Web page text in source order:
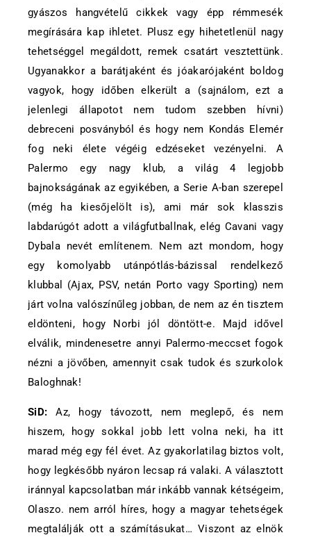
gyászos hangvételű cikkek vagy épp rémmesék
megírására kap ihletet. Plusz egy hihetetlenül nagy
tehetséggel megáldott, remek csatárt vesztettünk.
Ugyanakkor a barátjaként és jóakarójaként boldog
vagyok, hogy időben elkerült a (sajnálom, ezt a
jelenlegi állapotot nem tudom szebben hívni)
debreceni posványból és hogy nem Kondás Elemér
fog neki élete végéig edzéseket vezényelni. A
Palermo egy nagy klub, a világ 4 legjobb
bajnokságának az egyikében, a Serie A-ban szerepel
(még ha kiesőjelölt is), ami már sok klasszis
labdarúgót adott a világfutballnak, elég Cavani vagy
Dybala nevét említenem. Nem azt mondom, hogy
egy komolyabb utánpótlás-bázissal rendelkező
klubbal (Ajax, PSV, netán Porto vagy Sporting) nem
járt volna valószínűleg jobban, de nem az én tisztem
eldönteni, hogy Norbi jól döntött-e. Majd idővel
elválik, mindenesetre annyi Palermo-meccset fogok
nézni a jövőben, amennyit csak tudok és szurkolok
Baloghnak!
SiD: Az, hogy távozott, nem meglepő, és nem
hiszem, hogy sokkal jobb lett volna neki, ha itt
marad még egy fél évet. Az gyakorlatilag biztos volt,
hogy legkésőbb nyáron lecsap rá valaki. A választott
iránnyal kapcsolatban már inkább vannak kétségeim,
Olaszo. nem arról híres, hogy a magyar tehetségek
megtalálják ott a számításukat… Viszont az elnök